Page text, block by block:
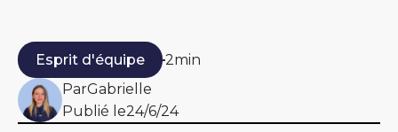
Esprit d'équipe 2min
ParGabrielle
Publié le24/6/24